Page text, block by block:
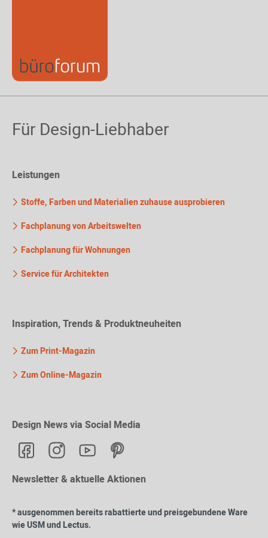
Für Design-Liebhaber
Leistungen
Stoffe, Farben und Materialien zuhause ausprobieren
Fachplanung von Arbeitswelten
Fachplanung für Wohnungen
Service für Architekten
Inspiration, Trends & Produktneuheiten
Zum Print-Magazin
Zum Online-Magazin
Design News via Social Media
Newsletter & aktuelle Aktionen
* ausgenommen bereits rabattierte und preisgebundene Ware
wie USM und Lectus.